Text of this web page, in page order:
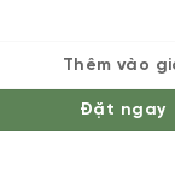
thông báo đến
Thêm vào
Đặt ngay